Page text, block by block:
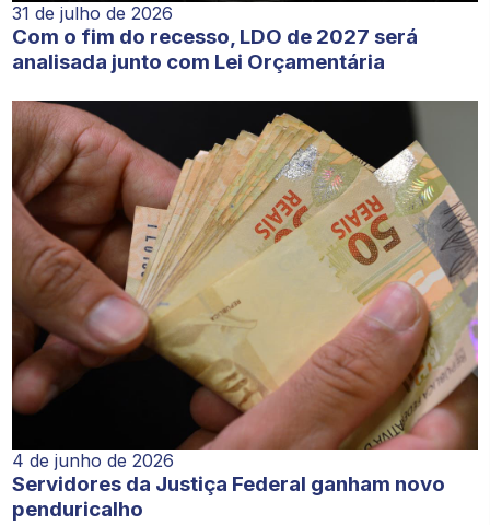
31 de julho de 2026
Com o fim do recesso, LDO de 2027 será
analisada junto com Lei Orçamentária
4 de junho de 2026
Servidores da Justiça Federal ganham novo
penduricalho